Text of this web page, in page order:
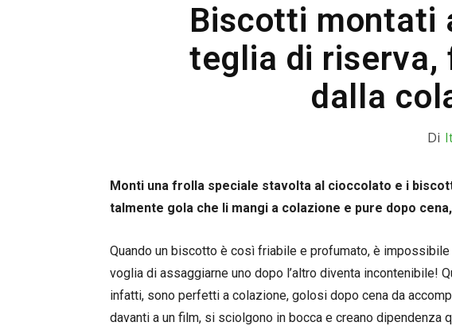
Biscotti montati
teglia di riserva,
dalla
Di
Monti una frolla speciale stavolta al cioccolato e i
talmente gola che li mangi a colazione e pure dopo
Quando un biscotto è così friabile e profumato, è
voglia di assaggiarne uno dopo l’altro diventa incontenibile!
infatti, sono perfetti a colazione, golosi dopo cena da
davanti a un film, si sciolgono in bocca e creano dipendenza